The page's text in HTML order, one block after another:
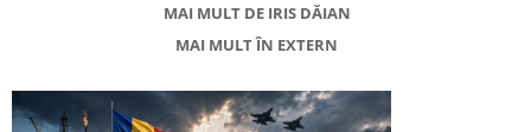
MAI MULT DE IRIS DĂIAN
MAI MULT ÎN EXTERN